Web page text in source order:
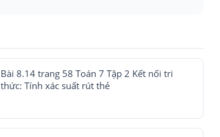
Bài 8.14 trang 58 Toán 7 Tập 2 Kết nối tri
thức: Tính xác suất rút thẻ